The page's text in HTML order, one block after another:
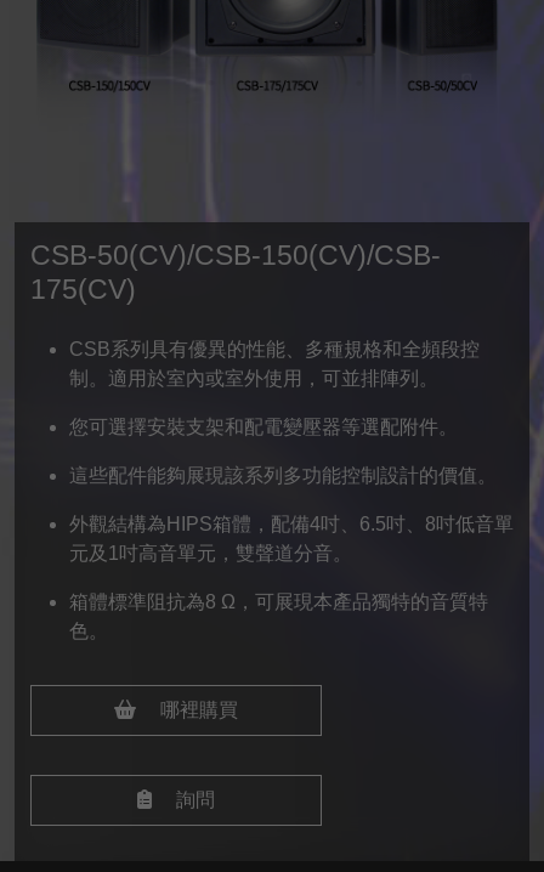
CSB-50(CV)/CSB-150(CV)/CSB-
175(CV)
CSB系列具有優異的性能、多種規格和全頻段控
制。適用於室內或室外使用，可並排陣列。
您可選擇安裝支架和配電變壓器等選配附件。
這些配件能夠展現該系列多功能控制設計的價值。
外觀結構為HIPS箱體，配備4吋、6.5吋、8吋低音單
元及1吋高音單元，雙聲道分音。
箱體標準阻抗為8 Ω，可展現本產品獨特的音質特
色。
哪裡購買
詢問